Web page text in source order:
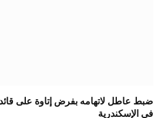
ضبط عاطل لاتهامه بفرض إتاوة على
في الإسكندرية